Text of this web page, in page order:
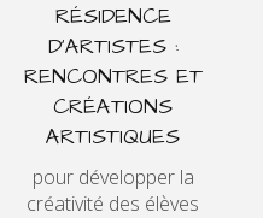
RÉSIDENCE
D’ARTISTES :
RENCONTRES ET
CRÉATIONS
ARTISTIQUES
pour développer la
créativité des élèves